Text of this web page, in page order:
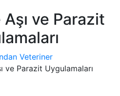
ve Parazit
Veteriner
ve Parazit Uygulamaları